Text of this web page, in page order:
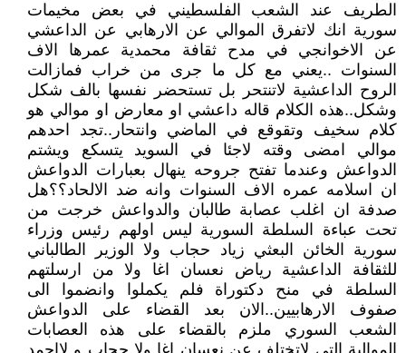
الطريف عند الشعب الفلسطيني في بعض مخيمات
سورية انك لاتفرق الموالي عن الارهابي عن الداعشي
عن الاخوانجي في مدح ثقافة محمدية عمرها الاف
السنوات ..يعني مع كل ما جرى من خراب فمازالت
الروح الداعشية لاتنتحر بل تستحضر نفسها بالف شكل
وشكل..هذه الكلام قاله داعشي او معارض او موالي هو
كلام سخيف وتقوقع في الماضي وانتحار..تجد احدهم
موالي امضى وقته لاجئا في السويد يتسكع ويشتم
الدواعش وعندما تفتح جروحه ينهال بعبارات الدواعش
ان اسلامه عمره الاف السنوات وانه ضد الالحاد؟؟هل
صدفة ان اغلب عصابة طالبان والدواعش خرجت من
تحت عباءة السلطة السورية ليس اولهم رئيس وزراء
سورية الخائن البعثي زياد حجاب ولا الوزير الطالباني
للثقافة الداعشية رياض نعسان اغا ولا من ارسلتهم
السلطة في منح دكتوراة فلم يكملوا وانضموا الى
صفوف الارهابيين..الان بعد القضاء على الدواعش
الشعب السوري ملزم بالقضاء على هذه العصابات